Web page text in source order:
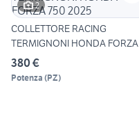
2
COLLETTORE RACING
TERMIGNONI HONDA FORZA
750 2025
380 €
Potenza (PZ)